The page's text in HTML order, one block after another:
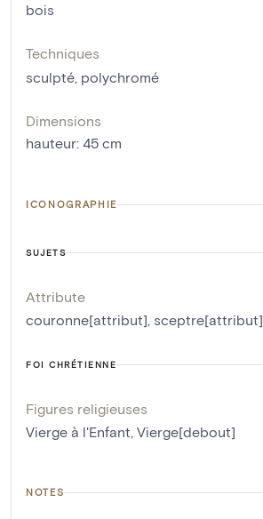
bois
Techniques
sculpté, polychromé
Dimensions
hauteur: 45 cm
ICONOGRAPHIE
SUJETS
Attribute
couronne[attribut], sceptre[attribut]
FOI CHRÉTIENNE
Figures religieuses
Vierge à l'Enfant, Vierge[debout]
NOTES